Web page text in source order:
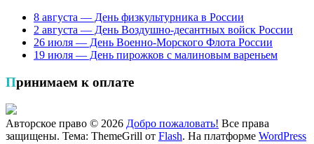
8 августа — День физкультурника в России
2 августа — День Воздушно-десантных войск России
26 июля — День Военно-Морского Флота России
19 июля — День пирожков с малиновым вареньем
Принимаем к оплате
Авторское право © 2026 Добро пожаловать! Все права
защищены. Тема: ThemeGrill от Flash. На платформе WordPress